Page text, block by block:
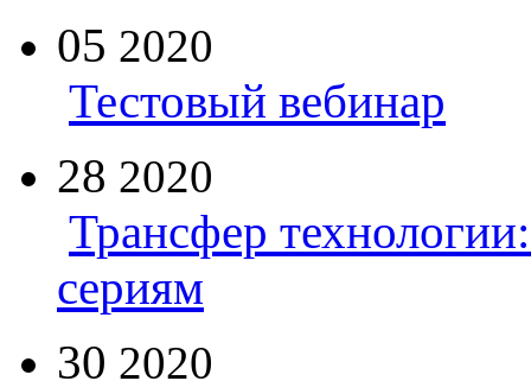
05 2020
Тестовый вебинар
28 2020
Трансфер
сериям
30 2020